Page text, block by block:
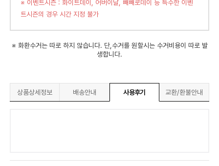
※ 이벤트시즌 : 화이트데이, 어버이날, 빼빼로데이 등 특수한 이벤
트시즌의 경우 시간 지정 불가
※ 화환수거는 따로 하지 않습니다. 단,수거를 원할시는 수거비용이 따로 발
생합니다.
상품상세정보 배송안내 사용후기 교환/환불안내